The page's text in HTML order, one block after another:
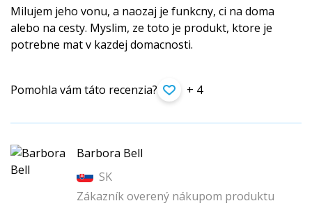
Milujem jeho vonu, a naozaj je funkcny, ci na doma
alebo na cesty. Myslim, ze toto je produkt, ktore je
potrebne mat v kazdej domacnosti.
Pomohla vám táto recenzia? + 4
Barbora Bell
SK
Zákazník overený nákupom produktu